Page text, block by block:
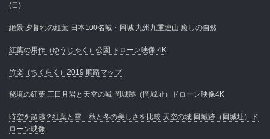
(日)
絶景 夕暮れの紅葉 日本100名城・岡城 九州九重連山 癒しの自然
紅葉の用作（ゆうじゃく）公園 ドローン映像 4K
竹楽（ちくらく）2019 順路マップ
秘境の紅葉 三日月岩と天空の城 岡城跡（岡城址）ドローン映像4K
時空を超越？紅葉と雪 秋と冬の美しさを比較 天空の城 岡城跡（岡城址）ド
ローン映像